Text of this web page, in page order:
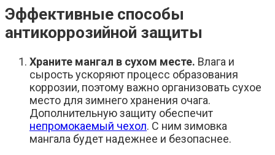
Эффективные способы
антикоррозийной защиты
Храните мангал в сухом месте. Влага и
сырость ускоряют процесс образования
коррозии, поэтому важно организовать сухое
место для зимнего хранения очага.
Дополнительную защиту обеспечит
непромокаемый чехол. С ним зимовка
мангала будет надежнее и безопаснее.